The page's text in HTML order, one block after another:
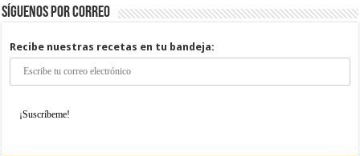
Síguenos por correo
Recibe nuestras recetas en tu bandeja: